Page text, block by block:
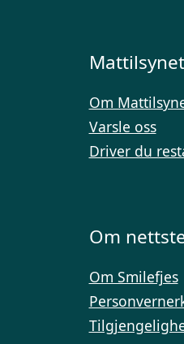
Mattilsynet
Om
Varsle oss
Driver du
Om
Om Smilefjes